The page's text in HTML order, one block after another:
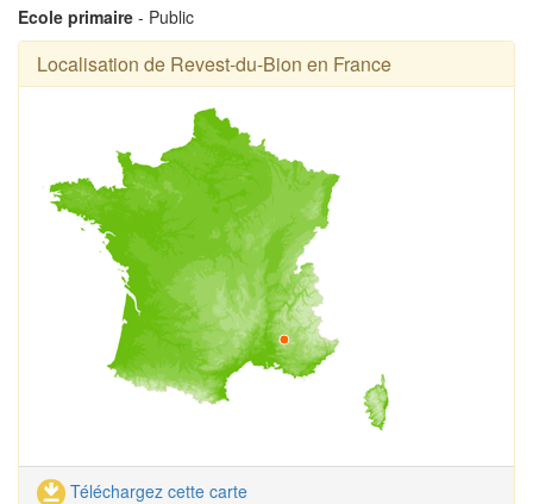
Ecole primaire - Public
Localisation de Revest-du-Bion en France
Téléchargez cette carte